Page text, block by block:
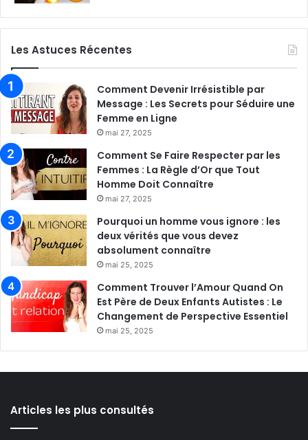
Les Astuces Récentes
Comment Devenir Irrésistible par
Message : Les Secrets pour Séduire une
Femme en Ligne
mai 27, 2025
Comment Se Faire Respecter par les
Femmes : La Règle d’Or que Tout
Homme Doit Connaître
mai 27, 2025
Pourquoi un homme vous ignore : les
deux vérités que vous devez
absolument connaître
mai 25, 2025
Comment Trouver l’Amour Quand On
Est Père de Deux Enfants Autistes : Le
Changement de Perspective Essentiel
mai 25, 2025
Articles les plus consultés